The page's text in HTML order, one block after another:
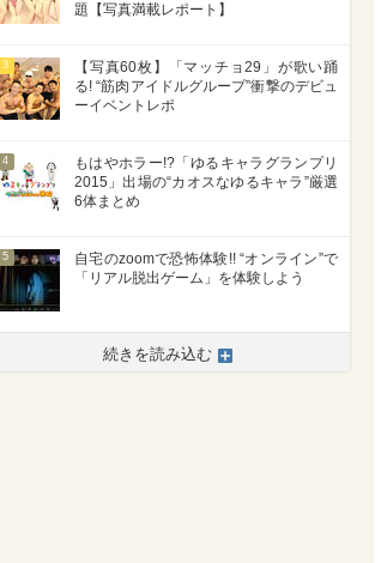
>
題【写真満載レポート】
3
【写真60枚】「マッチョ29」が歌い踊
る! “筋肉アイドルグループ”衝撃のデビュ
ーイベントレポ
4
もはやホラー!?「ゆるキャラグランプリ
2015」出場の“カオスなゆるキャラ”厳選
6体まとめ
5
自宅のzoomで恐怖体験!! “オンライン”で
「リアル脱出ゲーム」を体験しよう
続きを読み込む